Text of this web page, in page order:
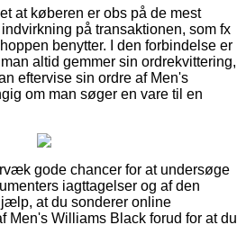
at køberen er obs på de mest
på transaktionen, som fx
benytter. I den forbindelse er
altid gemmer sin ordrekvittering,
eftervise sin ordre af Men's
om man søger en vare til en
gode chancer for at undersøge
iagttagelser og af den
at du sonderer online
Men's Williams Black forud for at du